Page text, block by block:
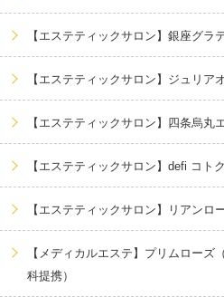
【エステティックサロン】銀座グラ
【エステティックサロン】ジュリア
【エステティックサロン】四条烏丸
【エステティックサロン】defi コト
【エステティックサロン】リアンロ
【メディカルエステ】プリムロー
科提携）